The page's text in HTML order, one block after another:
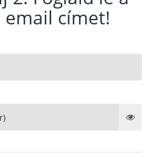
címet!